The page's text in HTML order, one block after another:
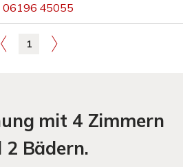
06196 45055
1
mit 4 Zimmern
2 Bädern.